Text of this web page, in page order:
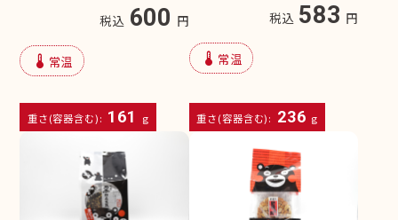
税込 600 円
device_thermostat 常温
重さ(容器含む): 161 g
税込 583 円
device_thermostat 常温
重さ(容器含む): 236 g